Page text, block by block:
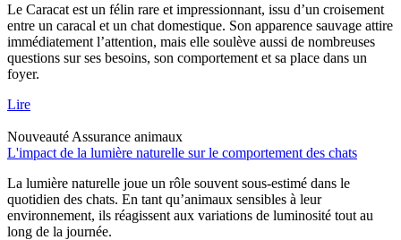
Le Caracat est un félin rare et impressionnant, issu d’un croisement
entre un caracal et un chat domestique. Son apparence sauvage attire
immédiatement l’attention, mais elle soulève aussi de nombreuses
questions sur ses besoins, son comportement et sa place dans un
foyer.
Lire
Nouveauté Assurance animaux
L'impact de la lumière naturelle sur le comportement des chats
La lumière naturelle joue un rôle souvent sous-estimé dans le
quotidien des chats. En tant qu’animaux sensibles à leur
environnement, ils réagissent aux variations de luminosité tout au
long de la journée.